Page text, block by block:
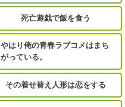
死亡遊戯で飯を食う
やはり俺の青春ラブコメはまち
がっている。
その着せ替え人形は恋をする